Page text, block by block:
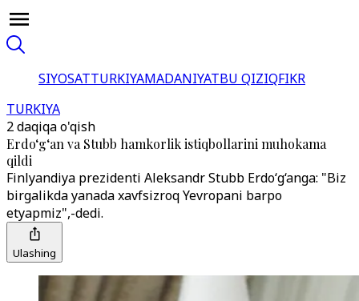
SIYOSATTURKIYAMADANIYATBU QIZIQFIKR
TURKIYA
2 daqiqa o'qish
Erdo‘g‘an va Stubb hamkorlik istiqbollarini muhokama
qildi
Finlyandiya prezidenti Aleksandr Stubb Erdo‘g‘anga: "Biz
birgalikda yanada xavfsizroq Yevropani barpo
etyapmiz",-dedi.
Ulashing